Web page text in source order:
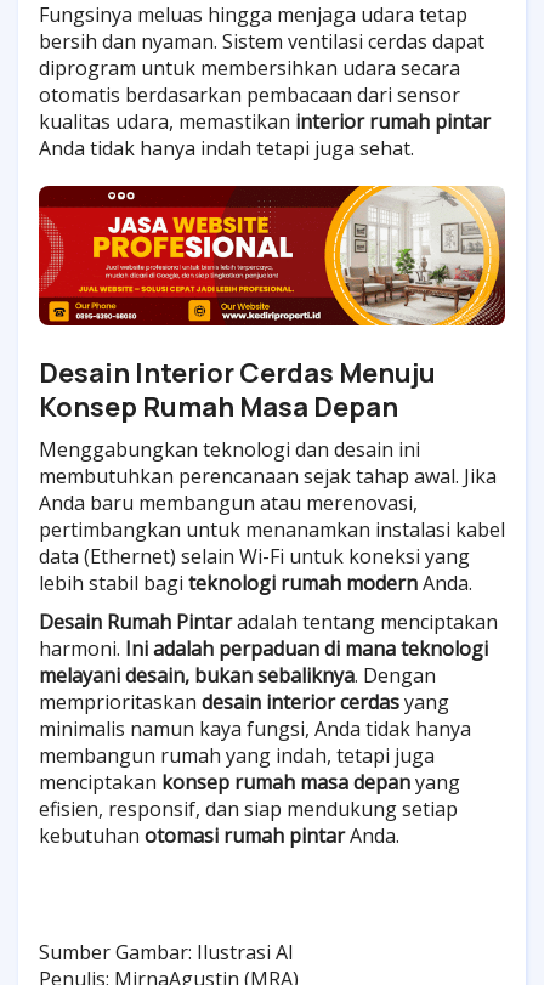
Fungsinya meluas hingga menjaga udara tetap
bersih dan nyaman. Sistem ventilasi cerdas dapat
diprogram untuk membersihkan udara secara
otomatis berdasarkan pembacaan dari sensor
kualitas udara, memastikan interior rumah pintar
Anda tidak hanya indah tetapi juga sehat.
Desain Interior Cerdas Menuju
Konsep Rumah Masa Depan
Menggabungkan teknologi dan desain ini
membutuhkan perencanaan sejak tahap awal. Jika
Anda baru membangun atau merenovasi,
pertimbangkan untuk menanamkan instalasi kabel
data (Ethernet) selain Wi-Fi untuk koneksi yang
lebih stabil bagi teknologi rumah modernAnda.
Desain Rumah Pintaradalah tentang menciptakan
harmoni. Ini adalah perpaduan di mana teknologi
melayani desain, bukan sebaliknya. Dengan
memprioritaskan desain interior cerdasyang
minimalis namun kaya fungsi, Anda tidak hanya
membangun rumah yang indah, tetapi juga
menciptakan konsep rumah masa depanyang
efisien, responsif, dan siap mendukung setiap
kebutuhan otomasi rumah pintarAnda.
Sumber Gambar: Ilustrasi AI
Penulis: MirnaAgustin (MRA)